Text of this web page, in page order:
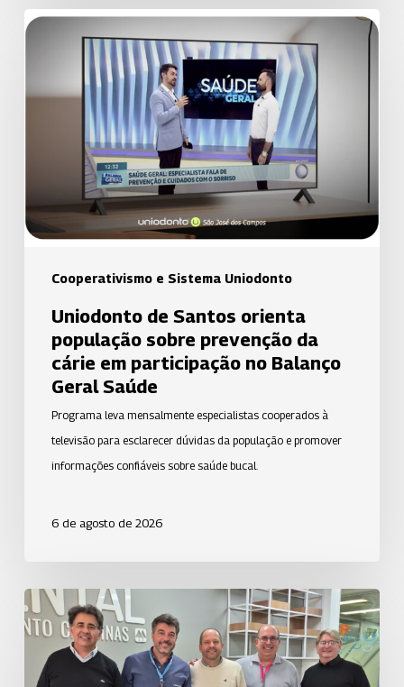
Cooperativismo e Sistema Uniodonto
Uniodonto
orienta
população
prevenção
cárie
participação
Balanço
Geral
Saúde
Uniodonto de Santos orienta
população sobre prevenção da
cárie em participação no Balanço
Geral Saúde
Programa leva mensalmente especialistas cooperados à
televisão para esclarecer dúvidas da população e promover
informações confiáveis sobre saúde bucal.
6 de agosto de 2026
Uniodonto
Campinas
fortalece